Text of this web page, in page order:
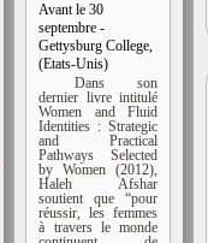
Avant le 30
septembre -
Gettysburg College,
(Etats-Unis)
Dans son
dernier livre intitulé
Women and Fluid
Identities : Strategic
and Practical
Pathways Selected
by Women (2012),
Haleh Afshar
soutient que “pour
réussir, les femmes
à travers le monde